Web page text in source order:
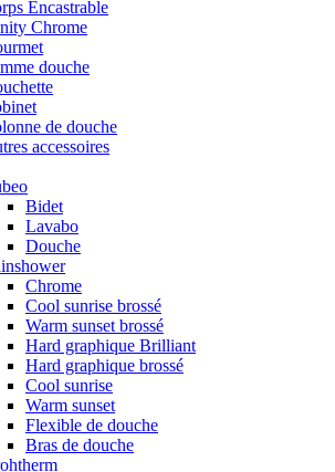
Encastrable
Chrome
douche
de douche
accessoires
Bidet
Lavabo
Douche
Chrome
Cool sunrise brossé
Warm sunset brossé
Hard graphique Brilliant
Hard graphique brossé
Cool sunrise
Warm sunset
Flexible de douche
Bras de douche